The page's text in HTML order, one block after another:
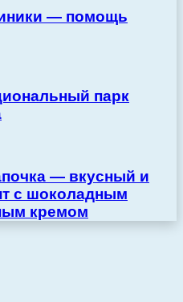
— помощь
парк
— вкусный и
с шоколадным
кремом